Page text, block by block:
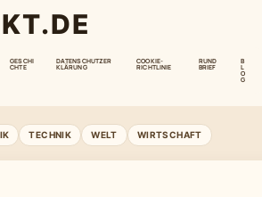
GESCHI
CHTE
DATENSCHUTZER
KLÄRUNG
COOKIE-
RICHTLINIE
RUND
BRIEF
B
L
O
G
TECHNIK WELT WIRTSCHAFT